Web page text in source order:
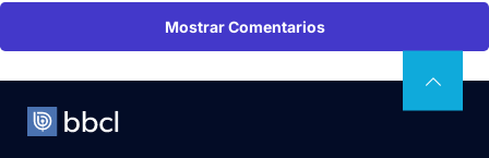
Mostrar Comentarios